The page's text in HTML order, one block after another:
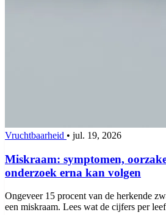
Vruchtbaarheid • jul. 19, 2026
Miskraam: symptomen,
onderzoek erna kan volgen
Ongeveer 15 procent van de herkende
een miskraam. Lees wat de cijfers per